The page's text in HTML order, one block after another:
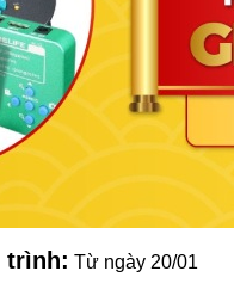
trình: Từ ngày 20/01